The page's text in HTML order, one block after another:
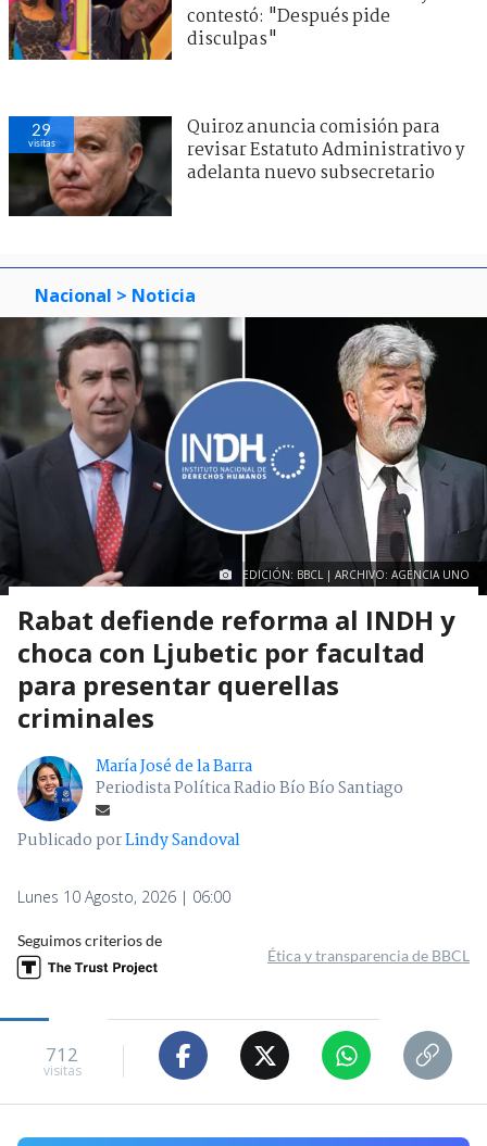
contestó: "Después pide
disculpas"
29
visitas
Quiroz anuncia comisión para
revisar Estatuto Administrativo y
adelanta nuevo subsecretario
Nacional > Noticia
EDICIÓN: BBCL | ARCHIVO: AGENCIA UNO
Rabat defiende reforma al INDH y
choca con Ljubetic por facultad
para presentar querellas
criminales
María José de la Barra
Periodista Política Radio Bío Bío Santiago
Publicado porLindy Sandoval
Lunes 10 Agosto, 2026 | 06:00
Seguimos criterios de
Ética y transparencia de BBCL
712
visitas